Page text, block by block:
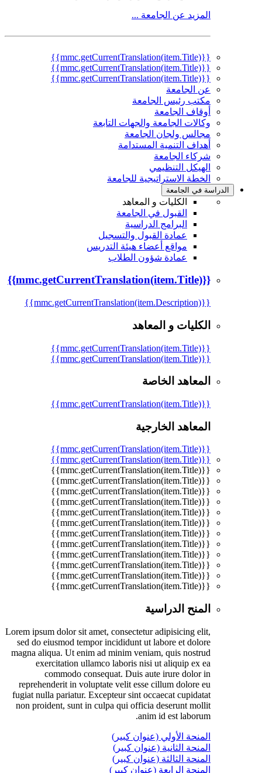
المزيد عن الجامعة ...
{{mmc.getCurrentTranslation(item.Title)}}
{{mmc.getCurrentTranslation(item.Title)}}
{{mmc.getCurrentTranslation(item.Title)}}
عن الجامعة
مكتب رئيس الجامعة
أوقاف الجامعة
وكالات الجامعة والجهات التابعة
مجالس ولجان الجامعة
أهداف التنمية المستدامة
شركاء الجامعة
الهيكل التنظيمي
الخطة الاستراتيجية للجامعة
الدراسة في الجامعة
الكليات و المعاهد
القبول في الجامعة
البرامج الدراسية
عمادة القبول والتسجيل
مواقع أعضاء هيئة التدريس
عمادة شؤون الطلاب
{{mmc.getCurrentTranslation(item.Title)}}
{{mmc.getCurrentTranslation(item.Description)}}
الكليات و المعاهد
{{mmc.getCurrentTranslation(item.Title)}}
{{mmc.getCurrentTranslation(item.Title)}}
المعاهد الخاصة
{{mmc.getCurrentTranslation(item.Title)}}
المعاهد الخارجية
{{mmc.getCurrentTranslation(item.Title)}}
{{mmc.getCurrentTranslation(item.Title)}}
{{mmc.getCurrentTranslation(item.Title)}}
{{mmc.getCurrentTranslation(item.Title)}}
{{mmc.getCurrentTranslation(item.Title)}}
{{mmc.getCurrentTranslation(item.Title)}}
{{mmc.getCurrentTranslation(item.Title)}}
{{mmc.getCurrentTranslation(item.Title)}}
{{mmc.getCurrentTranslation(item.Title)}}
{{mmc.getCurrentTranslation(item.Title)}}
{{mmc.getCurrentTranslation(item.Title)}}
{{mmc.getCurrentTranslation(item.Title)}}
{{mmc.getCurrentTranslation(item.Title)}}
{{mmc.getCurrentTranslation(item.Title)}}
المنح الدراسية
Lorem ipsum dolor sit amet, consectetur adipisicing elit,
sed do eiusmod tempor incididunt ut labore et dolore
magna aliqua. Ut enim ad minim veniam, quis nostrud
exercitation ullamco laboris nisi ut aliquip ex ea
commodo consequat. Duis aute irure dolor in
reprehenderit in voluptate velit esse cillum dolore eu
fugiat nulla pariatur. Excepteur sint occaecat cupidatat
non proident, sunt in culpa qui officia deserunt mollit
anim id est laborum.
المنحة الأولي (عنوان كبير)
المنحة الثانية (عنوان كبير)
المنحة الثالثة (عنوان كبير)
المنحة الرابعة (عنوان كبير)